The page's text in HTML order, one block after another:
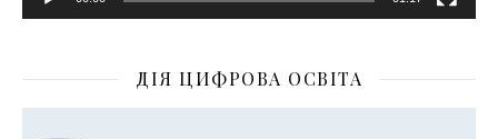
ДІЯ ЦИФРОВА ОСВІТА